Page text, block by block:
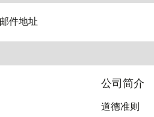
件地址
公司简介
道德准则